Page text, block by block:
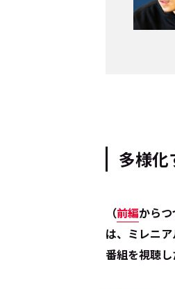
多様化
（前編から
は、ミレニ
番組を視聴